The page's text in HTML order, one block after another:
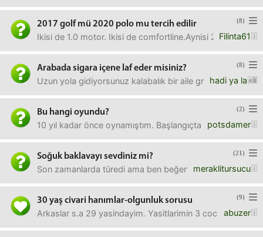
(8)
2017 golf mü 2020 polo mu tercih edilir
Filinta61
Ikisi de 1.0 motor. Ikisi de comfortline.Aynisi 2018 ile
(8)
Arabada sigara içene laf eder misiniz?
hadi ya la
Uzun yola gidiyorsunuz kalabalık bir aile grubu
(2)
Bu hangi oyundu?
potsdamer
10 yıl kadar önce oynamıştım. Başlangıçta çok
(21)
Soğuk baklavayı sevdiniz mi?
meraklitursucu
Son zamanlarda türedi ama ben beğenmedim.
(9)
30 yaş civari hanımlar-olgunluk sorusu
abuzer
Arkaslar s.a 29 yasindayim. Yasitlarimin 3 cocuu var.